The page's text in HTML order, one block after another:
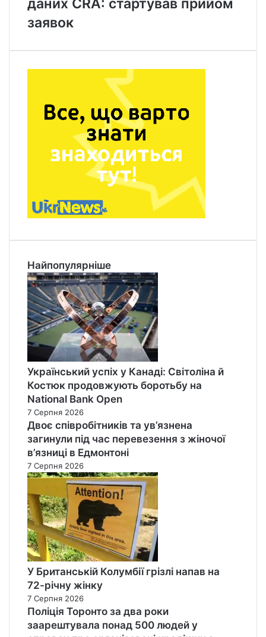
даних CRA: стартував прийом
заявок
Найпопулярніше
Український успіх у Канаді: Світоліна й
Костюк продовжують боротьбу на
National Bank Open
7 Серпня 2026
Двоє співробітників та ув’язнена
загинули під час перевезення з жіночої
в’язниці в Едмонтоні
7 Серпня 2026
У Британській Колумбії грізлі напав на
72-річну жінку
7 Серпня 2026
Поліція Торонто за два роки
заарештувала понад 500 людей у